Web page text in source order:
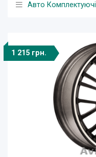
Авто Комплектуючі
1 215 грн.